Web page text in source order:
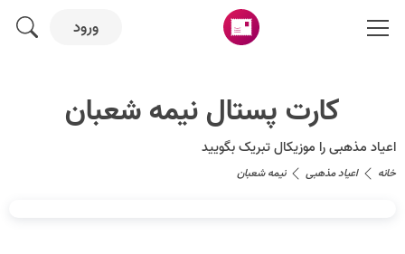
ورود
کارت پستال نیمه شعبان
اعیاد مذهبی را موزیکال تبریک بگویید
خانه اعیاد مذهبی نیمه شعبان